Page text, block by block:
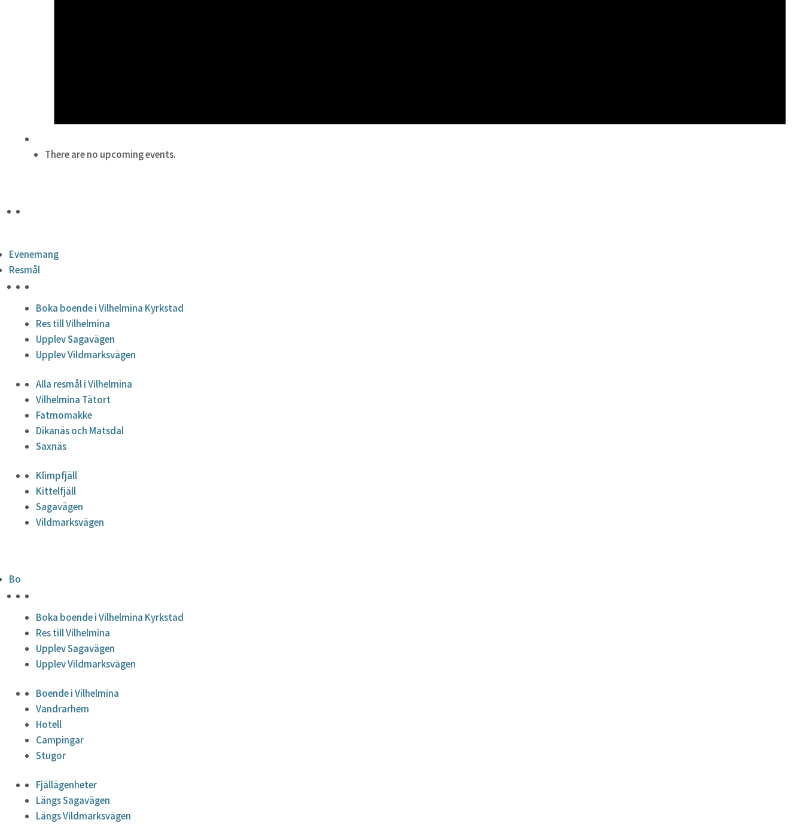
There are no upcoming events.
Evenemang
Resmål
Boka boende i Vilhelmina Kyrkstad
Res till Vilhelmina
Upplev Sagavägen
Upplev Vildmarksvägen
Alla resmål i Vilhelmina
Vilhelmina Tätort
Fatmomakke
Dikanäs och Matsdal
Saxnäs
Klimpfjäll
Kittelfjäll
Sagavägen
Vildmarksvägen
Bo
Boka boende i Vilhelmina Kyrkstad
Res till Vilhelmina
Upplev Sagavägen
Upplev Vildmarksvägen
Boende i Vilhelmina
Vandrarhem
Hotell
Campingar
Stugor
Fjällägenheter
Längs Sagavägen
Längs Vildmarksvägen